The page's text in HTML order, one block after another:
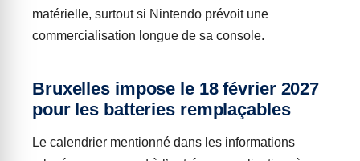
matérielle, surtout si Nintendo prévoit une
commercialisation longue de sa console.
Bruxelles impose le 18 février 2027
pour les batteries remplaçables
Le calendrier mentionné dans les informations